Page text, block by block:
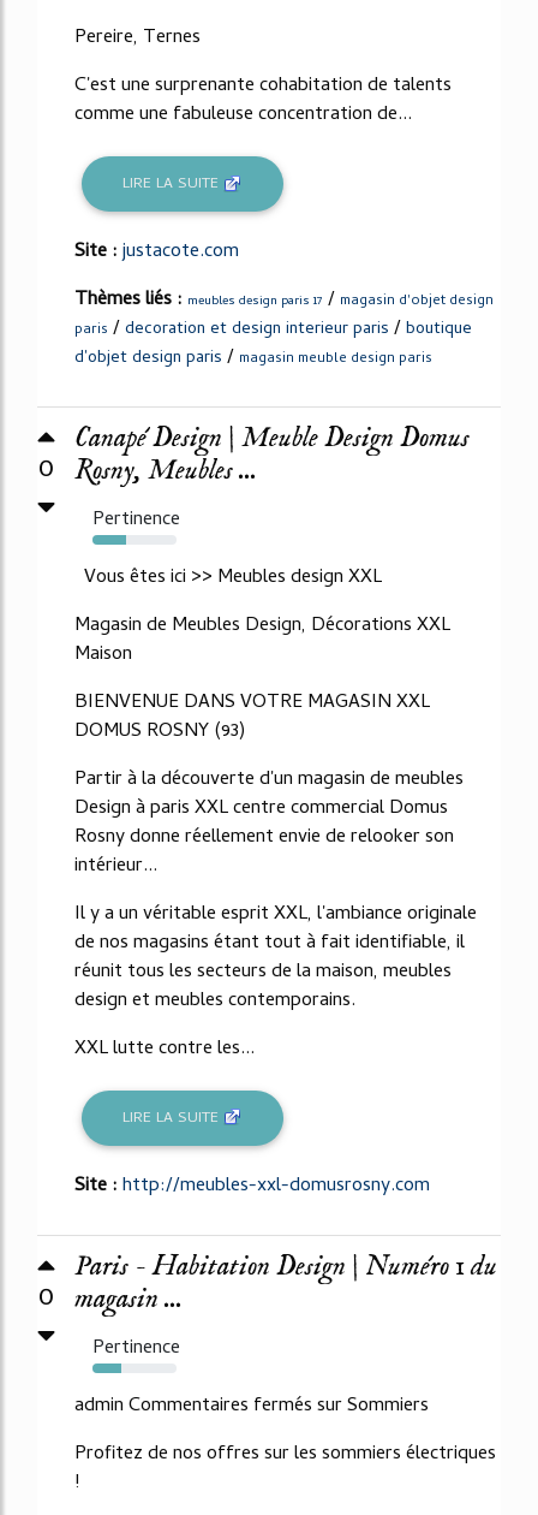
Pereire, Ternes
C'est une surprenante cohabitation de talents
comme une fabuleuse concentration de...
LIRE LA SUITE
Site :justacote.com
Thèmes liés : meubles design paris 17 / magasin d'objet design
paris /decoration et design interieur paris /boutique
d'objet design paris / magasin meuble design paris
0
Canapé Design | Meuble Design Domus
Rosny, Meubles ...
Pertinence
40%
Vous êtes ici >> Meubles design XXL
Magasin de Meubles Design, Décorations XXL
Maison
BIENVENUE DANS VOTRE MAGASIN XXL
DOMUS ROSNY (93)
Partir à la découverte d'un magasin de meubles
Design à paris XXL centre commercial Domus
Rosny donne réellement envie de relooker son
intérieur...
Il y a un véritable esprit XXL, l'ambiance originale
de nos magasins étant tout à fait identifiable, il
réunit tous les secteurs de la maison, meubles
design et meubles contemporains.
XXL lutte contre les...
LIRE LA SUITE
Site :http://meubles-xxl-domusrosny.com
0
Paris - Habitation Design | Numéro 1 du
magasin ...
Pertinence
34%
admin Commentaires fermés sur Sommiers
Profitez de nos offres sur les sommiers électriques
!